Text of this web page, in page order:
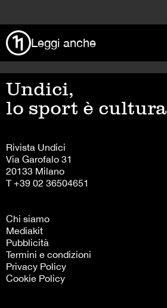
Leggi anche
Undici,
lo sport è cultura
Rivista Undici
Via Garofalo 31
20133 Milano
T +39 02 36504651
Chi siamo
Mediakit
Pubblicità
Termini e condizioni
Privacy Policy
Cookie Policy